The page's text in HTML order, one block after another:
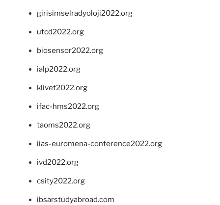
girisimselradyoloji2022.org
utcd2022.org
biosensor2022.org
ialp2022.org
klivet2022.org
ifac-hms2022.org
taoms2022.org
iias-euromena-conference2022.org
ivd2022.org
csity2022.org
ibsarstudyabroad.com